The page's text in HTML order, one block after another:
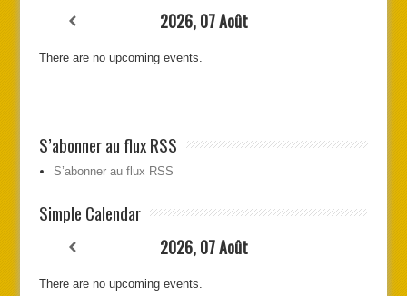
2026, 07 Août
There are no upcoming events.
S’abonner au flux RSS
S’abonner au flux RSS
Simple Calendar
2026, 07 Août
There are no upcoming events.